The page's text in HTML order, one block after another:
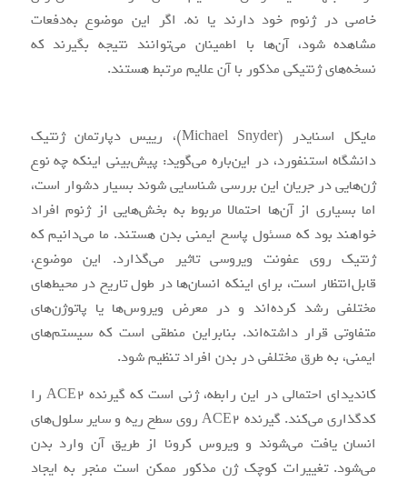
خاصی در ژنوم خود دارند یا نه. اگر این موضوع به‌دفعات
مشاهده شود، آن‌ها با اطمینان می‌توانند نتیجه بگیرند که
نسخه‌های ژنتیکی مذکور با آن علایم مرتبط هستند.
مایکل اسنایدر (Michael Snyder)، رییس دپارتمان ژنتیک
دانشگاه استنفورد، در این‌باره می‌گوید: پیش‌بینی اینکه چه نوع
ژن‌هایی در جریان این بررسی‌ شناسایی شوند بسیار دشوار است،
اما بسیاری از آن‌ها احتمالا مربوط به بخش‌هایی از ژنوم افراد
خواهند بود که مسئول پاسخ ایمنی بدن هستند. ما می‌دانیم که
ژنتیک روی عفونت ویروسی تاثیر می‌گذارد. این موضوع،
قابل‌انتظار است، برای اینکه انسان‌ها در طول تاریخ در محیط‌های
مختلفی رشد کرده‌اند و در معرض ویروس‌ها یا پاتوژن‌های
متفاوتی قرار داشته‌اند. بنابراین منطقی است که سیستم‌های
ایمنی، به طرق مختلفی در بدن افراد تنظیم شود.
کاندیدای احتمالی در این رابطه، ژنی است که گیرنده ACE2 را
کدگذاری می‌کند. گیرنده ACE2 روی سطح ریه و سایر سلول‌های
انسان یافت می‌شوند و ویروس کرونا از طریق آن وارد بدن
می‌شود. تغییرات کوچک ژن مذکور ممکن است منجر به ایجاد